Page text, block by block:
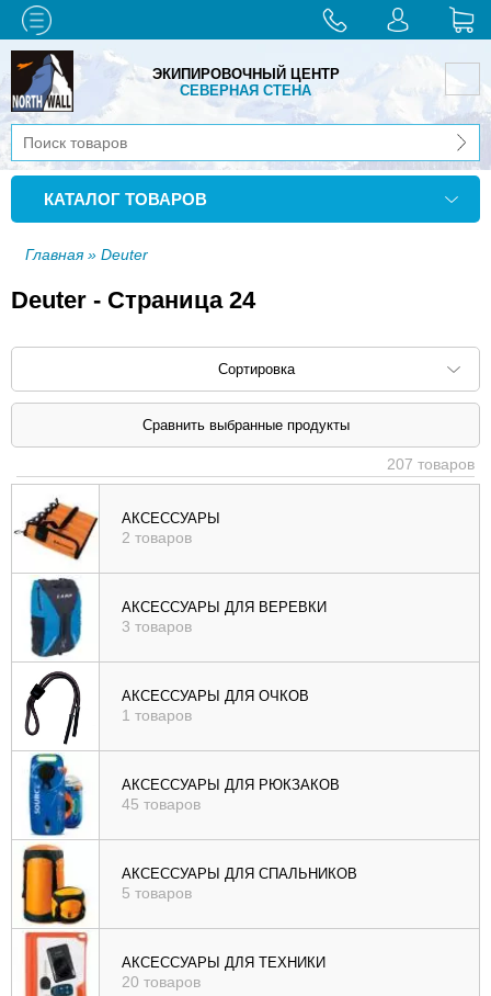
ЭКИПИРОВОЧНЫЙ ЦЕНТР
СЕВЕРНАЯ СТЕНА
КАТАЛОГ ТОВАРОВ
Главная» Deuter
Deuter - Страница 24
Сортировка
Сортировать по: наименованию (
убыв
), цене (
возр
|
убыв
возр
|
убыв
207 товаров
АКСЕССУАРЫ
2 товаров
АКСЕССУАРЫ ДЛЯ ВЕРЕВКИ
3 товаров
АКСЕССУАРЫ ДЛЯ ОЧКОВ
1 товаров
АКСЕССУАРЫ ДЛЯ РЮКЗАКОВ
45 товаров
АКСЕССУАРЫ ДЛЯ СПАЛЬНИКОВ
5 товаров
АКСЕССУАРЫ ДЛЯ ТЕХНИКИ
20 товаров